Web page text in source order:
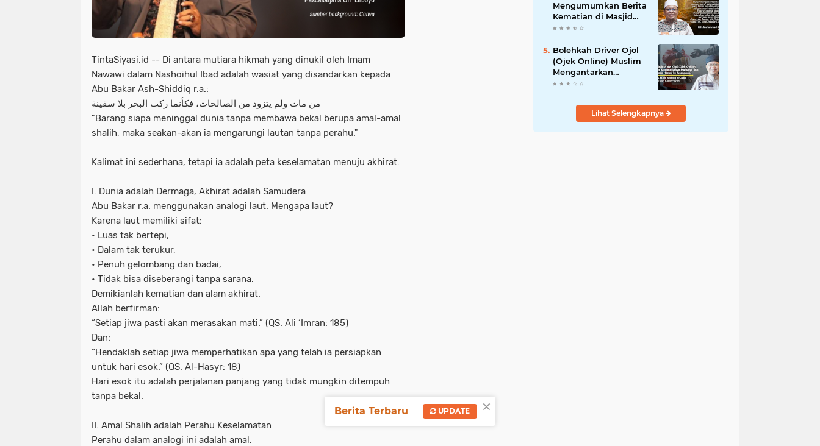
TintaSiyasi.id -- Di antara mutiara hikmah yang dinukil oleh Imam
Nawawi dalam Nashoihul Ibad adalah wasiat yang disandarkan kepada
Abu Bakar Ash-Shiddiq r.a.:
من مات ولم يتزود من الصالحات، فكأنما ركب البحر بلا سفينة
"Barang siapa meninggal dunia tanpa membawa bekal berupa amal-amal
shalih, maka seakan-akan ia mengarungi lautan tanpa perahu."
Kalimat ini sederhana, tetapi ia adalah peta keselamatan menuju akhirat.
I. Dunia adalah Dermaga, Akhirat adalah Samudera
Abu Bakar r.a. menggunakan analogi laut. Mengapa laut?
Karena laut memiliki sifat:
• Luas tak bertepi,
• Dalam tak terukur,
• Penuh gelombang dan badai,
• Tidak bisa diseberangi tanpa sarana.
Demikianlah kematian dan alam akhirat.
Allah berfirman:
“Setiap jiwa pasti akan merasakan mati.” (QS. Ali ‘Imran: 185)
Dan:
“Hendaklah setiap jiwa memperhatikan apa yang telah ia persiapkan
untuk hari esok.” (QS. Al-Hasyr: 18)
Hari esok itu adalah perjalanan panjang yang tidak mungkin ditempuh
tanpa bekal.
II. Amal Shalih adalah Perahu Keselamatan
Perahu dalam analogi ini adalah amal.
Mengumumkan Berita
Kematian di Masjid
dan Medsos
Bolehkah Driver Ojol
(Ojek Online) Muslim
Mengantarkan
Makanan dan
Pelanggan?
Lihat Selengkapnya
×
Berita Terbaru UPDATE